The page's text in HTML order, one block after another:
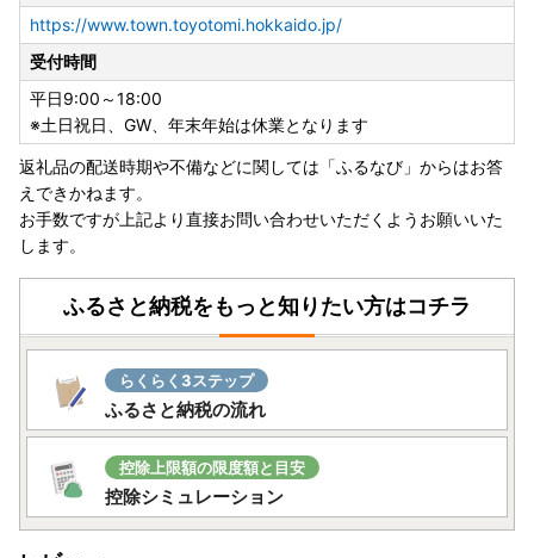
＼マイナンバーカードをお持ちの方へ朗報／
ご寄附をいただいた皆様のご負担を軽減するために、
スマホのみで申請を完結できるアプリ「IAM(アイアム)」が
登場しました！
IAMを使用して申請すると、申請書の記入＆郵送が不要。
署名や書類添付、ポスト投函など手間のかかる手続きを大幅
にスキップできます♪
※従来通りの「オンライン申請」「書類郵送による申請」も
引き続きご利用可能です。
Android・iOSのアプリストアにて＜アイアム マイナンバ
ー＞で検索してみてください♪
＝＝＝＝＝＝＝＝＝＝＝＝＝＝＝＝＝＝＝＝＝＝＝＝
【返礼品の配送について】
・ご入金確認後、1か月程度でお届けいたします。
https://www.town.toyotomi.hokkaido.jp/
受付時間
平日9:00～18:00
※土日祝日、GW、年末年始は休業となります
返礼品の配送時期や不備などに関しては「ふるなび」からはお答
えできかねます。
お手数ですが上記より直接お問い合わせいただくようお願いいた
します。
ふるさと納税をもっと知りたい方はコチラ
らくらく3ステップ
ふるさと納税の流れ
控除上限額の限度額と目安
控除シミュレーション